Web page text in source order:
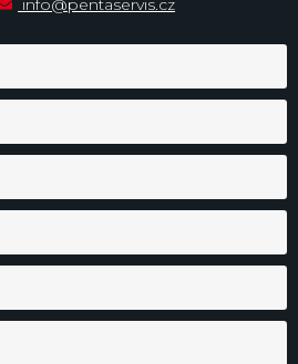
info@pentaservis.cz